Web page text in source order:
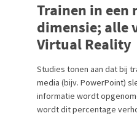
Trainen in een
dimensie; alle
Virtual Reality
Studies tonen aan dat bij
media (bijv. PowerPoint)
informatie wordt
wordt dit percentage